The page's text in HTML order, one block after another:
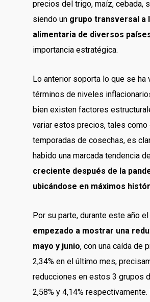
precios del trigo, maíz, cebada,
siendo un grupo transversal a
alimentaria de diversos
importancia estratégica.
Lo anterior soporta lo que se ha
términos de niveles
bien existen factores
variar estos precios, tales como
temporadas de cosechas, es
habido una marcada tendencia
creciente después de la
ubicándose en máximos
Por su parte, durante este año
empezado a mostrar una
mayo y junio, con una caída de
2,34% en el último mes,
reducciones en estos 3 grupos
2,58% y 4,14% respectivamente.